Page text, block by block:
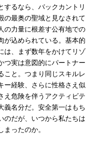
するなら、バックカントリ
の最奥の聖域と見なされて
の力量に根差す公有地での
が込められている。基本的
は、まず数年をかけてリゾ
つ実は意図的にパートナー
こと。つまり同じスキルレ
ー経験、さらに性格さえ似
え危険を伴うアクティビテ
義名分だ。安全第一はもち
のだが、いつから私たちは
ったのか。